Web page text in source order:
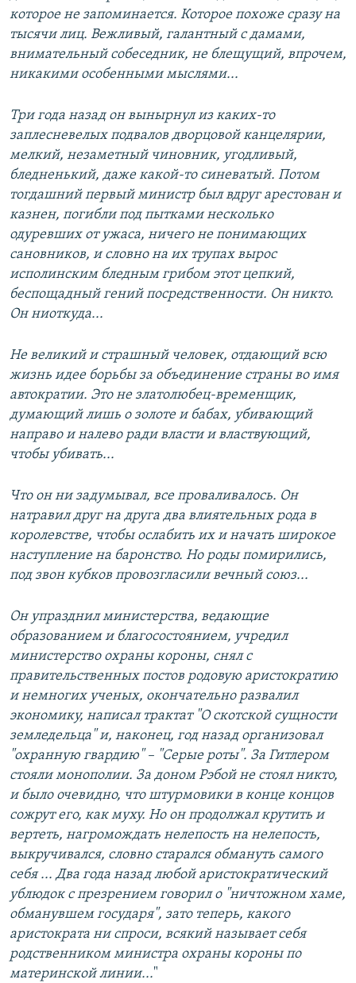
которое не запоминается. Которое похоже сразу на
тысячи лиц. Вежливый, галантный с дамами,
внимательный собеседник, не блещущий, впрочем,
никакими особенными мыслями...
Три года назад он вынырнул из каких-то
заплесневелых подвалов дворцовой канцелярии,
мелкий, незаметный чиновник, угодливый,
бледненький, даже какой-то синеватый. Потом
тогдашний первый министр был вдруг арестован и
казнен, погибли под пытками несколько
одуревших от ужаса, ничего не понимающих
сановников, и словно на их трупах вырос
исполинским бледным грибом этот цепкий,
беспощадный гений посредственности. Он никто.
Он ниоткуда...
Не великий и страшный человек, отдающий всю
жизнь идее борьбы за объединение страны во имя
автократии. Это не златолюбец-временщик,
думающий лишь о золоте и бабах, убивающий
направо и налево ради власти и властвующий,
чтобы убивать...
Что он ни задумывал, все проваливалось. Он
натравил друг на друга два влиятельных рода в
королевстве, чтобы ослабить их и начать широкое
наступление на баронство. Но роды помирились,
под звон кубков провозгласили вечный союз...
Он упразднил министерства, ведающие
образованием и благосостоянием, учредил
министерство охраны короны, снял с
правительственных постов родовую аристократию
и немногих ученых, окончательно развалил
экономику, написал трактат "О скотской сущности
земледельца" и, наконец, год назад организовал
"охранную гвардию" – "Серые роты". За Гитлером
стояли монополии. За доном Рэбой не стоял никто,
и было очевидно, что штурмовики в конце концов
сожрут его, как муху. Но он продолжал крутить и
вертеть, нагромождать нелепость на нелепость,
выкручивался, словно старался обмануть самого
себя ... Два года назад любой аристократический
ублюдок с презрением говорил о "ничтожном хаме,
обманувшем государя", зато теперь, какого
аристократа ни спроси, всякий называет себя
родственником министра охраны короны по
материнской линии..."